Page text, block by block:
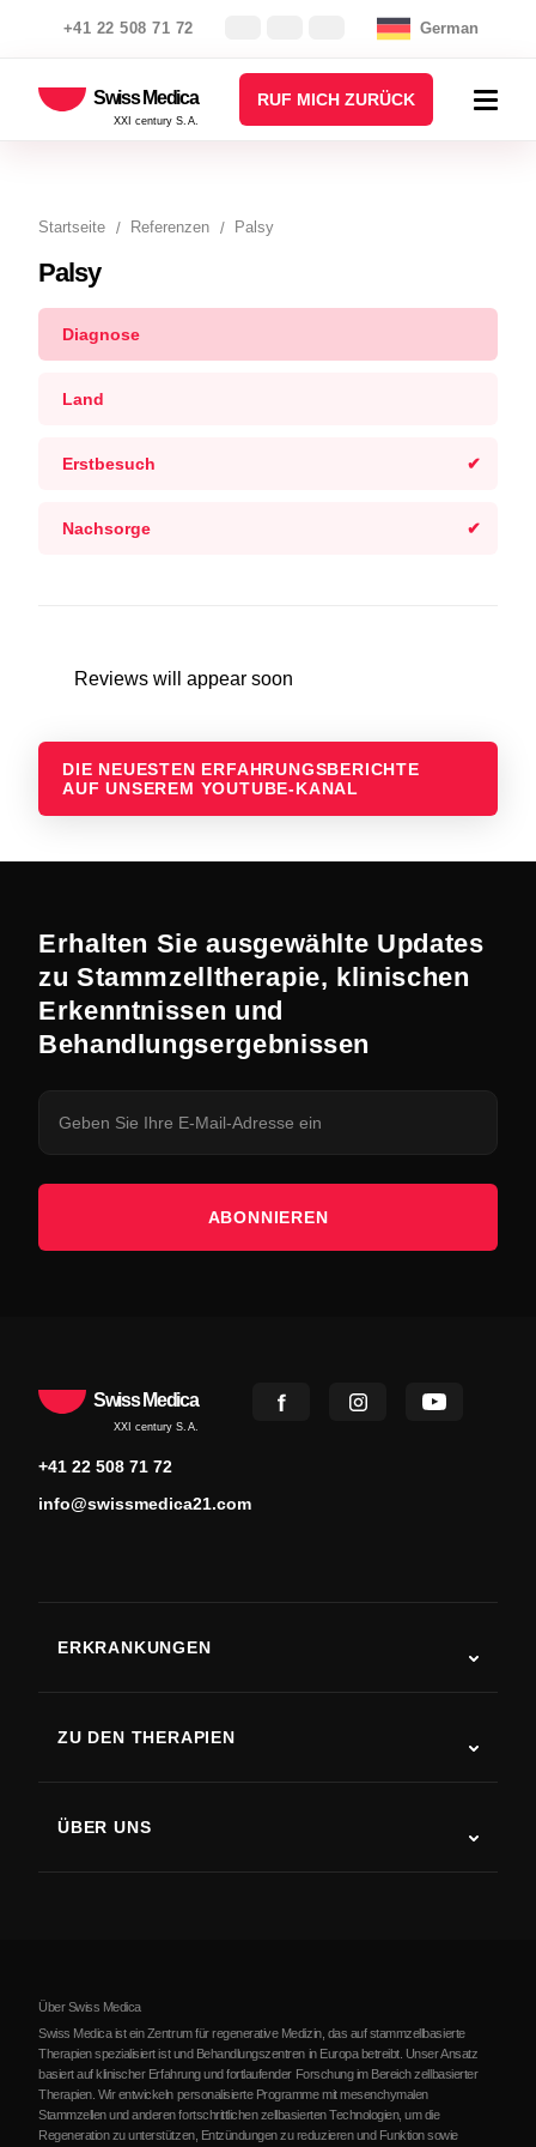
+41 22 508 71 72 German
Swiss Medica
XXI century S.A.
RUF MICH ZURÜCK
Startseite Referenzen Palsy
Palsy
Diagnose
Land
Erstbesuch
Nachsorge
Reviews will appear soon
DIE NEUESTEN ERFAHRUNGSBERICHTE
AUF UNSEREM YOUTUBE-KANAL
Erhalten Sie ausgewählte Updates
zu Stammzelltherapie, klinischen
Erkenntnissen und
Behandlungsergebnissen
ABONNIEREN
Swiss Medica
XXI century S.A.
+41 22 508 71 72
info@swissmedica21.com
ERKRANKUNGEN
Parkinson-Krankheit
Arthritis
ZU DEN THERAPIEN
ÜBER UNS
Über Serbien
Blog
Partnerschaft
Kontakte
Über Swiss Medica
Swiss Medica ist ein Zentrum für regenerative Medizin, das auf stammzellbasierte
Therapien spezialisiert ist und Behandlungszentren in Europa betreibt. Unser Ansatz
basiert auf klinischer Erfahrung und fortlaufender Forschung im Bereich zellbasierter
Therapien. Wir entwickeln personalisierte Programme mit mesenchymalen
Stammzellen und anderen fortschrittlichen zellbasierten Technologien, um die
Regeneration zu unterstützen, Entzündungen zu reduzieren und Funktion sowie